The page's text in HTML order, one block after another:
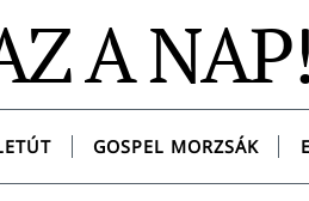
A
GOSPEL MORZSÁK